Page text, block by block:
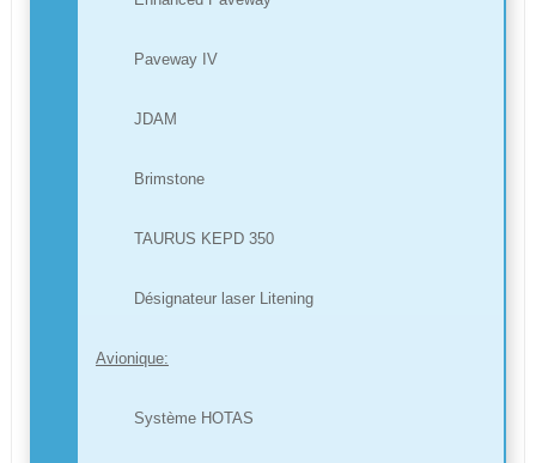
Paveway IV
JDAM
Brimstone
TAURUS KEPD 350
Désignateur laser Litening
Avionique:
Système HOTAS